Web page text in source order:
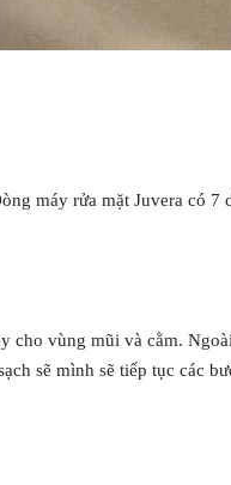
máy rửa mặt Juvera có 7
vùng mũi và cằm.
sẽ mình sẽ tiếp tục các